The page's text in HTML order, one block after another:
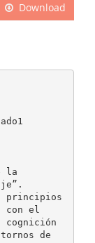
Download